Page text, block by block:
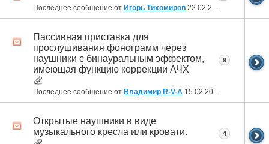
Последнее сообщение от Игорь Тихомиров 22.02.2022
Пассивная приставка для
прослушивания фонограмм через
наушники с бинауральным эффектом,
имеющая функцию коррекции АЧХ
Последнее сообщение от Владимир R-V-A 15.02.2022
9
Открытые наушники в виде
музыкального кресла или кровати.
4